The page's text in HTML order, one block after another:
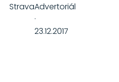
StravaAdvertoriál
·
23.12.2017